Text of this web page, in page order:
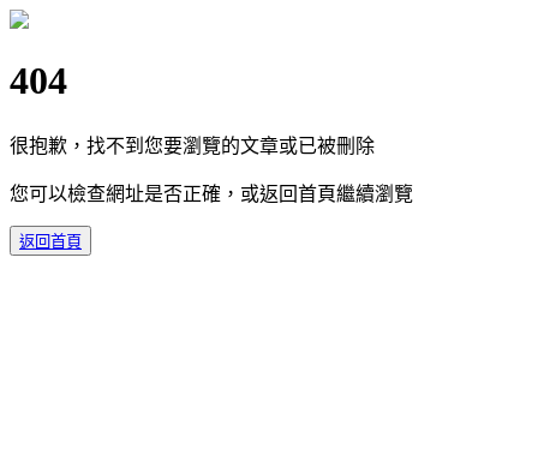
404
很抱歉，找不到您要瀏覽的文章或已被刪除
您可以檢查網址是否正確，或返回首頁繼續瀏覽
返回首頁